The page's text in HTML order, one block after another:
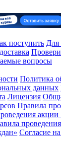
поступить Для
вопросы
Политика
данных
Лицензия
Правила
акции
Согласие